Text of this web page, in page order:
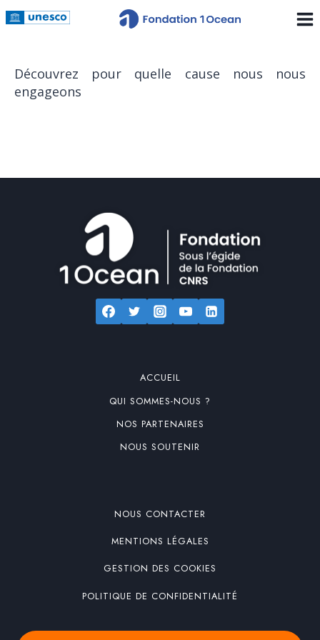
Découvrez pour quelle cause nous nous
engageons
ACCUEIL
QUI SOMMES-NOUS ?
NOS PARTENAIRES
NOUS SOUTENIR
NOUS CONTACTER
MENTIONS LÉGALES
GESTION DES COOKIES
POLITIQUE DE CONFIDENTIALITÉ